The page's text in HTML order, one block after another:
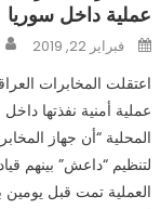
عملية داخل سوريا
Posted
onفبراير 22, 2019
عملية أمنية نفذتها
لتنظيم “داعش” بينهم
العملية تمت قبل